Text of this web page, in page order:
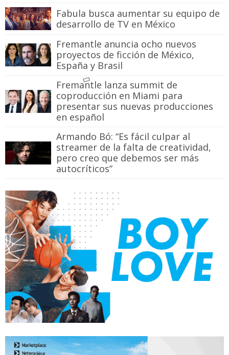
Fabula busca aumentar su equipo de
desarrollo de TV en México
Fremantle anuncia ocho nuevos
proyectos de ficción de México,
España y Brasil
Fremantle lanza summit de
coproducción en Miami para
presentar sus nuevas producciones
en español
Armando Bó: “Es fácil culpar al
streamer de la falta de creatividad,
pero creo que debemos ser más
autocríticos”